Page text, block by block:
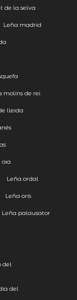
de la selva
Leña madrid
molins de rei
lleida
oia
Leña ordal
Leña orís
Leña palausator
del
del